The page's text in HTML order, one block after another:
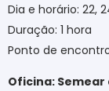
Dia e horário: 22,
Duração: 1 hora
Ponto de
Oficina: